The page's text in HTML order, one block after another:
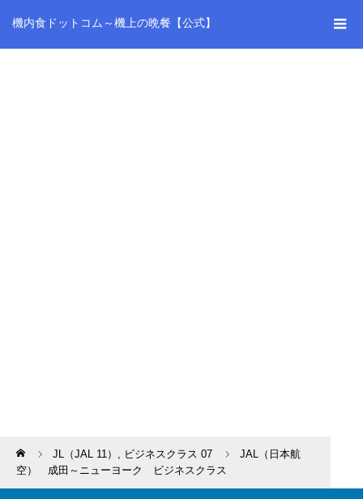
機内食ドットコム～機上の晩餐【公式】
Home JL（JAL 11） , ビジネスクラス 07
JAL（日本航
空） 成田～ニューヨーク ビジネスクラス